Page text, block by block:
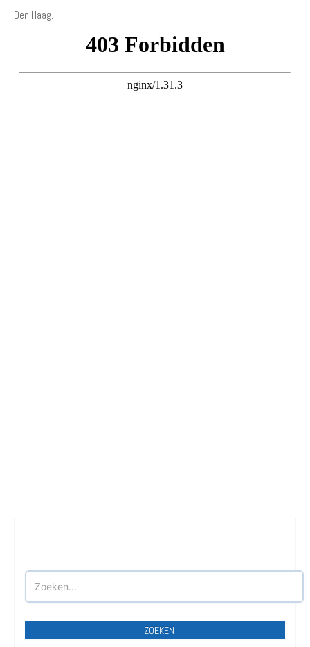
Den Haag.
ZOEKEN